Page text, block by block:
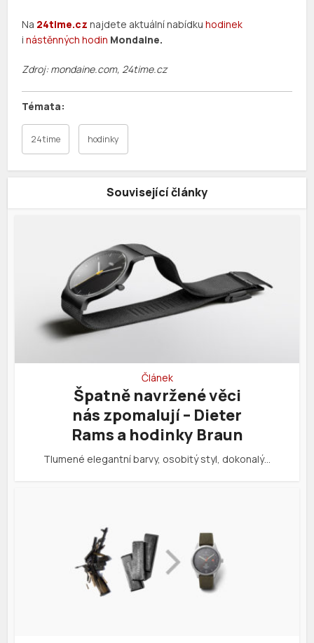
Na 24time.cz najdete aktuální nabídkuhodinek
inástěnných hodin Mondaine.
Zdroj: mondaine.com, 24time.cz
24time hodinky
Související články
Článek
Špatně navržené věci
nás zpomalují – Dieter
Rams a hodinky Braun
Tlumené elegantní barvy, osobitý styl, dokonalý…